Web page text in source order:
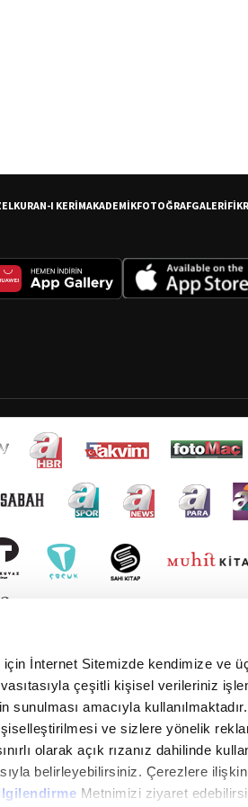
İnternet Sitemizde kendimize ve
çeşitli kişisel verileriniz
amacıyla
ve sizlere yönelik
olarak açık rızanız dahilinde
belirleyebilirsiniz. Çerezlere
Metnimizi ziyaret
KURAN-I KERİMAKADEMİKFOTOĞRAFGALERİ